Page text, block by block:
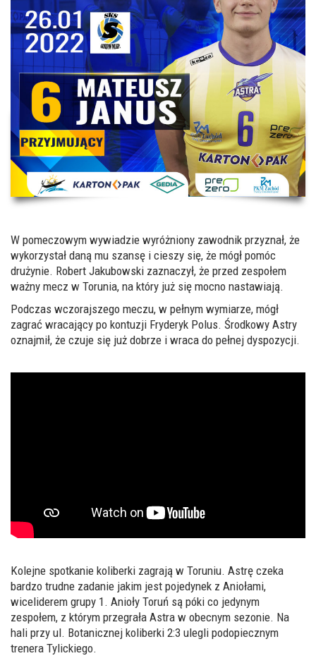
W pomeczowym wywiadzie wyróżniony zawodnik przyznał, że
wykorzystał daną mu szansę i cieszy się, że mógł pomóc
drużynie. Robert Jakubowski zaznaczył, że przed zespołem
ważny mecz w Torunia, na który już się mocno nastawiają.
Podczas wczorajszego meczu, w pełnym wymiarze, mógł
zagrać wracający po kontuzji Fryderyk Polus. Środkowy Astry
oznajmił, że czuje się już dobrze i wraca do pełnej dyspozycji.
Kolejne spotkanie koliberki zagrają w Toruniu. Astrę czeka
bardzo trudne zadanie jakim jest pojedynek z Aniołami,
wiceliderem grupy 1. Anioły Toruń są póki co jedynym
zespołem, z którym przegrała Astra w obecnym sezonie. Na
hali przy ul. Botanicznej koliberki 2:3 ulegli podopiecznym
trenera Tylickiego.